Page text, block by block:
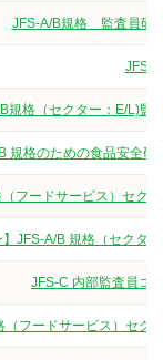
JFS-A/B規格 監査員研
JFS-
規格（セクター：E/L)
規格のための食品安全
フードサービス）セク
】JFS-A/B 規格（セクタ
JFS-C 内部監査員コ
（フードサービス）セク